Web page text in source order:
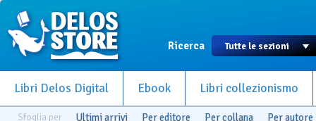
Ricerca
Libri Delos Digital Ebook Libri collezionismo
Sfoglia per Ultimi arrivi Per editore Per collana Per autore